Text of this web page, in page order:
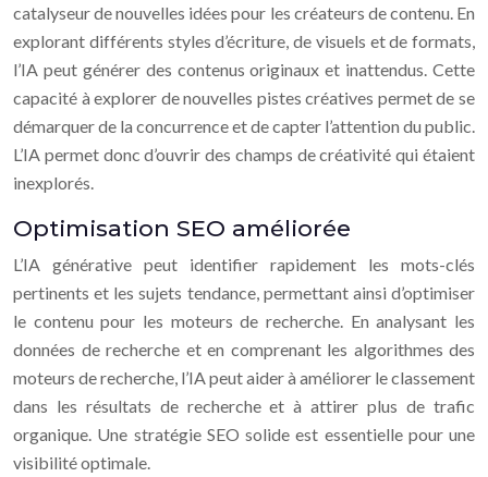
catalyseur de nouvelles idées pour les créateurs de contenu. En
explorant différents styles d’écriture, de visuels et de formats,
l’IA peut générer des contenus originaux et inattendus. Cette
capacité à explorer de nouvelles pistes créatives permet de se
démarquer de la concurrence et de capter l’attention du public.
L’IA permet donc d’ouvrir des champs de créativité qui étaient
inexplorés.
Optimisation SEO améliorée
L’IA générative peut identifier rapidement les mots-clés
pertinents et les sujets tendance, permettant ainsi d’optimiser
le contenu pour les moteurs de recherche. En analysant les
données de recherche et en comprenant les algorithmes des
moteurs de recherche, l’IA peut aider à améliorer le classement
dans les résultats de recherche et à attirer plus de trafic
organique. Une stratégie SEO solide est essentielle pour une
visibilité optimale.